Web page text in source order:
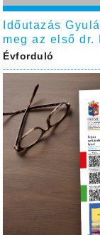
Időutazás
meg az első dr.
Évforduló